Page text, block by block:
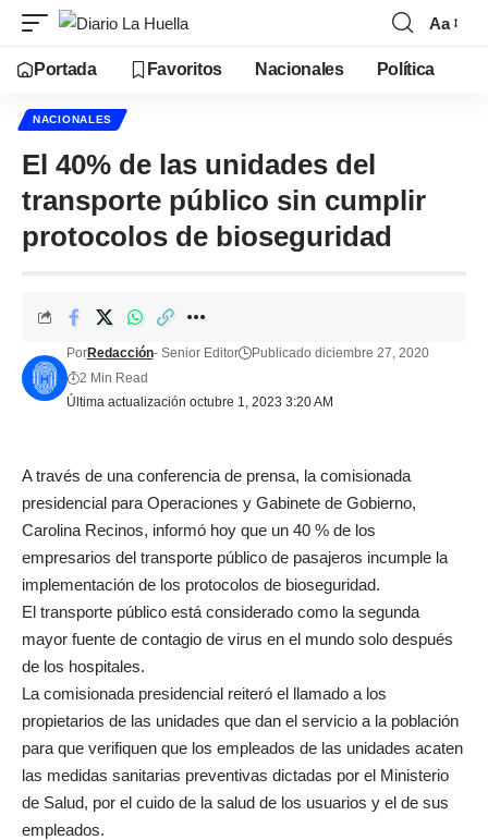
Aa
Portada Favoritos Nacionales Política
NACIONALES
El 40% de las unidades del
transporte público sin cumplir
protocolos de bioseguridad
Última actualización octubre 1, 2023 3:20 AM
PorRedacción- Senior Editor
Publicado diciembre 27, 2020
2 Min Read
A través de una conferencia de prensa, la comisionada
presidencial para Operaciones y Gabinete de Gobierno,
Carolina Recinos, informó hoy que un 40 % de los
empresarios del transporte público de pasajeros incumple la
implementación de los protocolos de bioseguridad.
El transporte público está considerado como la segunda
mayor fuente de contagio de virus en el mundo solo después
de los hospitales.
La comisionada presidencial reiteró el llamado a los
propietarios de las unidades que dan el servicio a la población
para que verifiquen que los empleados de las unidades acaten
las medidas sanitarias preventivas dictadas por el Ministerio
de Salud, por el cuido de la salud de los usuarios y el de sus
empleados.